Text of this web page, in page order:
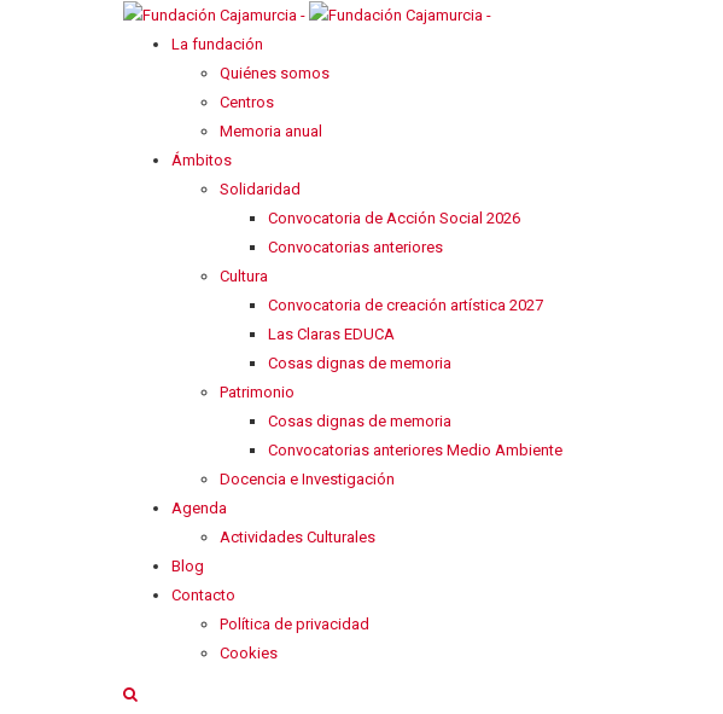
La fundación
Quiénes somos
Centros
Memoria anual
Ámbitos
Solidaridad
Convocatoria de Acción Social 2026
Convocatorias anteriores
Cultura
Convocatoria de creación artística 2027
Las Claras EDUCA
Cosas dignas de memoria
Patrimonio
Cosas dignas de memoria
Convocatorias anteriores Medio Ambiente
Docencia e Investigación
Agenda
Actividades Culturales
Blog
Contacto
Política de privacidad
Cookies